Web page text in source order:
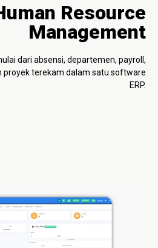
Resource
Management
dari absensi, departemen, payroll,
proyek terekam dalam satu software
ERP.